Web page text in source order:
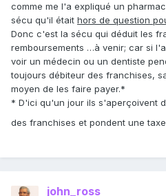
comme me l'a expliqué un
sécu qu'il était hors de question
Donc c'est la sécu qui déduit les
remboursements …à venir; car si
voir un médecin ou un dentiste
toujours débiteur des franchises,
moyen de les faire payer.*
* D'ici qu'un jour ils s'aperçoivent
des franchises et pondent une
john_ross